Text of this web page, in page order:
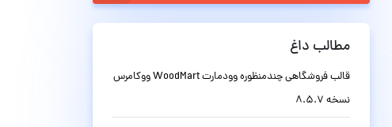
مطالب داغ
قالب فروشگاهی چندمنظوره وودمارت WoodMart ووکامرس
نسخه 8.5.7